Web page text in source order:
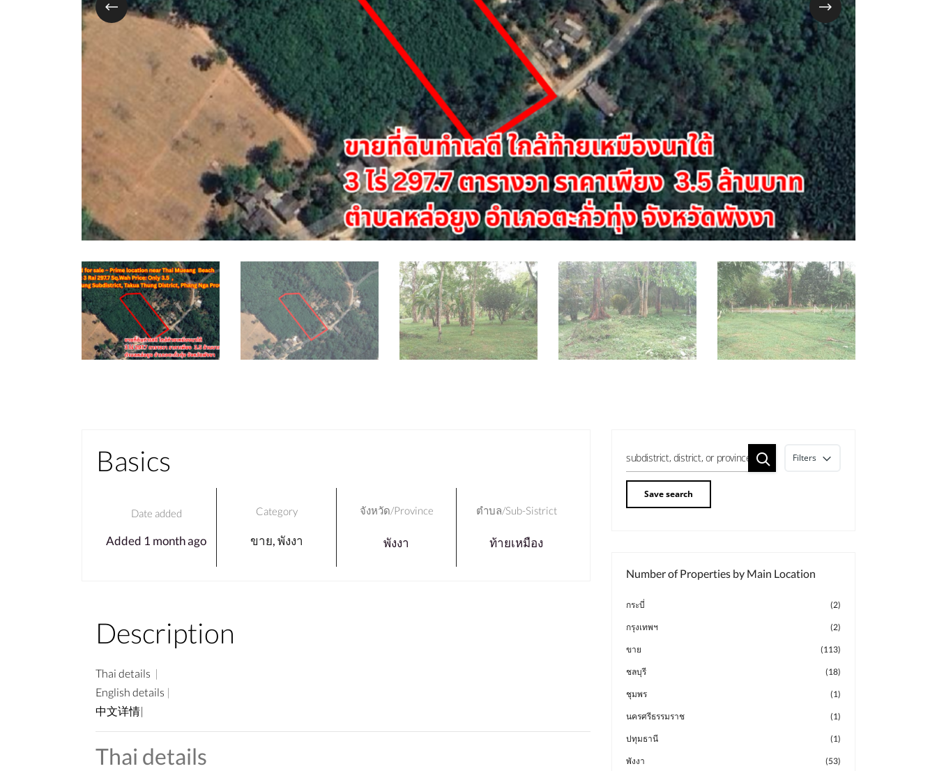
Basics
Date added
Added 1 month ago
Category
ขาย,พังงา
จังหวัด/Province
พังงา
ตำบล/Sub-Sistrict
ท้ายเหมือง
Description
Thai details |
English details |
中文详情|
Thai details
Filters
Save search
Number of Properties by Main Location
กระบี่ (2)
กรุงเทพฯ (2)
ขาย (113)
ชลบุรี (18)
ชุมพร (1)
นครศรีธรรมราช (1)
ปทุมธานี (1)
พังงา (53)